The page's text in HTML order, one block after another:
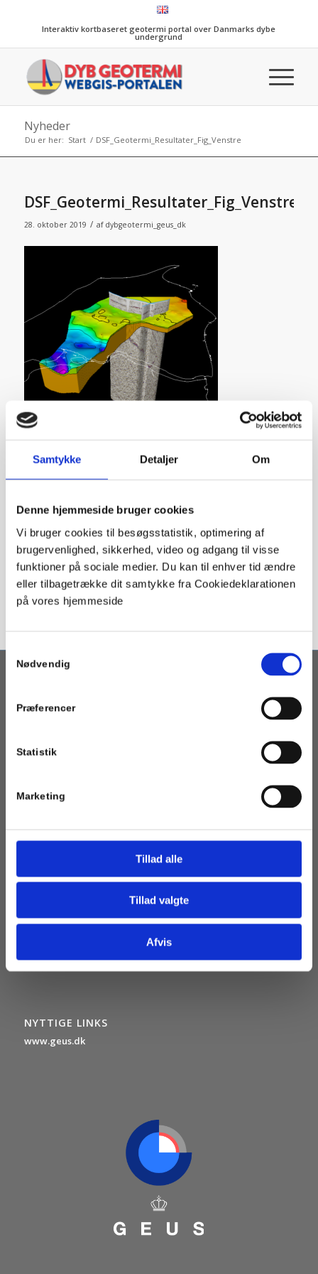
Samtykke Detaljer Om
Denne hjemmeside bruger cookies
Vi bruger cookies til besøgsstatistik, optimering af
brugervenlighed, sikkerhed, video og adgang til visse
funktioner på sociale medier. Du kan til enhver tid ændre
eller tilbagetrække dit samtykke fra Cookiedeklarationen
på vores hjemmeside
Samtykkevalg
Nødvendig
Præferencer
Statistik
Marketing
Tillad alle
Tillad valgte
Afvis
Interaktiv kortbaseret geotermi portal over Danmarks dybe
undergrund
Nyheder
Du er her: Start / DSF_Geotermi_Resultater_Fig_Venstre
DSF_Geotermi_Resultater_Fig_Venstre
28. oktober 2019 / af dybgeotermi_geus_dk
Geotermi WebGIS-portalen er en interaktiv kortbaseret
kommuner og andre med interesse i etablering af geotermisk
GEUS' hjemmesider. Ved brug accepterer du de betingelser og
det ansvar, som påhviler brugeren i relation til GEUS.
Du opfordres derfor til at læse mere her om betingelserne,
NYTTIGE LINKS
www.geus.dk